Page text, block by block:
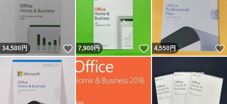
34,500円 いいね！
7,900円 いいね！
4,550円